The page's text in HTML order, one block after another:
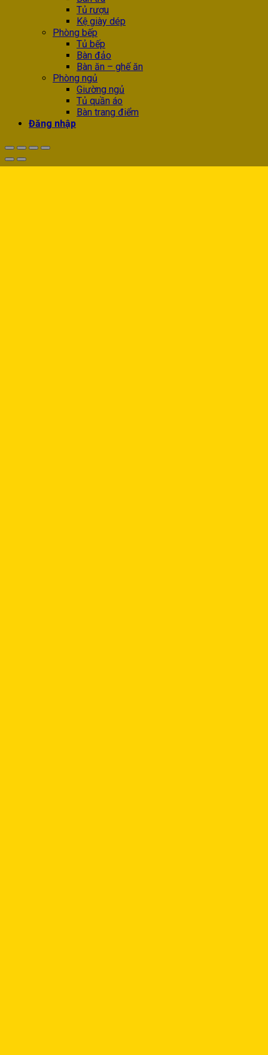
Tủ rượu
Kệ giày dép
Phòng bếp
Tủ bếp
Bàn đảo
Bàn ăn – ghế ăn
Phòng ngủ
Giường ngủ
Tủ quần áo
Bàn trang điểm
Đăng nhập